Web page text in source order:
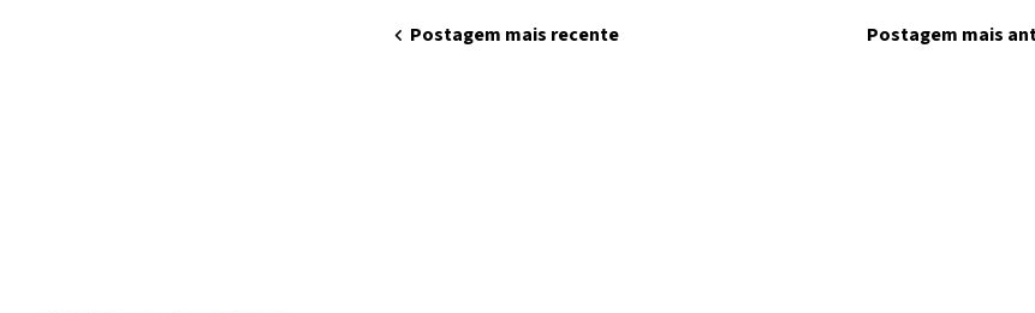
chevron_left Postagem mais recente Postagem mais